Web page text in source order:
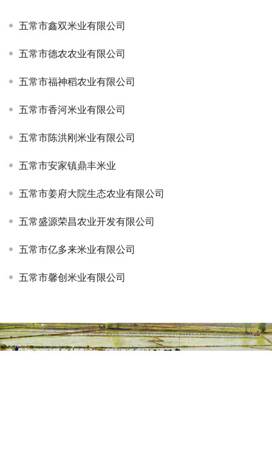
五常市鑫双米业有限公司
五常市德农农业有限公司
五常市福神稻农业有限公司
五常市香河米业有限公司
五常市陈洪刚米业有限公司
五常市安家镇鼎丰米业
五常市姜府大院生态农业有限公司
五常盛源荣昌农业开发有限公司
五常市亿多来米业有限公司
五常市馨创米业有限公司